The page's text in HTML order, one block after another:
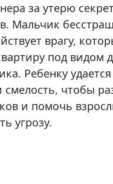
за утерю
Мальчик
врагу,
под видом
Ребенку
смелость, чтобы
и помочь
угрозу.